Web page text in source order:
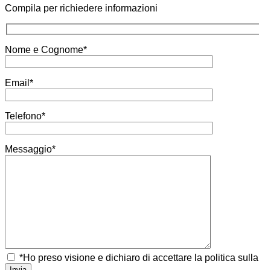
Compila per richiedere informazioni
Nome e Cognome*
Email*
Telefono*
Messaggio*
*Ho preso visione e dichiaro di accettare la politica sulla